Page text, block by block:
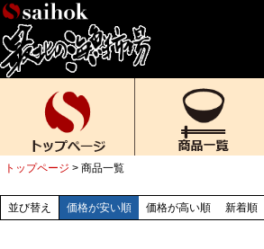
会員様メニュー
ゲスト
様、
いらっしゃいませ。
ご来店ありがとうございます。
新規会員登録
MYページ
トップページ 商品一覧
並び替え 価格が安い順 価格が高い順 新着順